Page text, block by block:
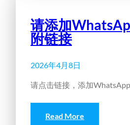
请添加
附链接
2026年4月8日
请点击链接，添加
Read More